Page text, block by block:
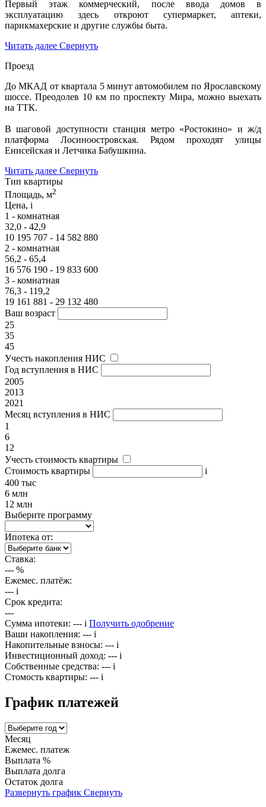
Первый этаж коммерческий, после ввода домов в
эксплуатацию здесь откроют супермаркет, аптеки,
парикмахерские и другие службы быта.
Читать далее Свернуть
Проезд
До МКАД от квартала 5 минут автомобилем по Ярославскому
шоссе. Преодолев 10 км по проспекту Мира, можно выехать
на ТТК.
В шаговой доступности станция метро «Ростокино» и ж/д
платформа Лосиноостровская. Рядом проходят улицы
Енисейская и Летчика Бабушкина.
Читать далее Свернуть
Тип квартиры
Площадь, м2
Цена, i
1 - комнатная
32,0 - 42,9
10 195 707 - 14 582 880
2 - комнатная
56,2 - 65,4
16 576 190 - 19 833 600
3 - комнатная
76,3 - 119,2
19 161 881 - 29 132 480
Ваш возраст
25
35
45
Учесть накопления НИС
Год вступления в НИС
2005
2013
2021
Месяц вступления в НИС
1
6
12
Учесть стоимость квартиры
Стоимость квартиры
i
400 тыс
6 млн
12 млн
Выберите программу
Ипотека от:
Ставка:
--- %
Ежемес. платёж:
--- i
Срок кредита:
---
Сумма ипотеки: --- i Получить одобрение
Ваши накопления: --- i
Накопительные взносы: --- i
Инвестиционный доход: --- i
Собственные средства: --- i
Стомость квартиры: --- i
График платежей
Месяц
Ежемес. платеж
Выплата %
Выплата долга
Остаток долга
Развернуть график Свернуть